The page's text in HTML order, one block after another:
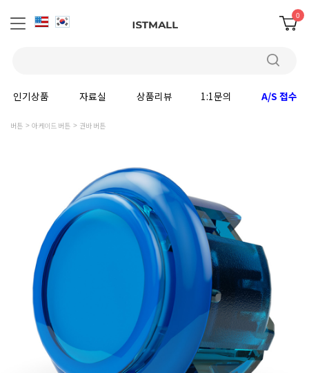
0
인기상품 자료실 상품리뷰 1:1문의 A/S 접수
버튼 아케이드 버튼 권바 버튼